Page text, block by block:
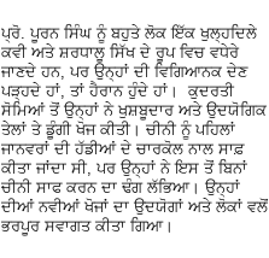
ਪ੍ਰੋ. ਪੂਰਨ ਸਿੰਘ ਨੂੰ ਬਹੁਤੇ ਲੋਕ ਇੱਕ ਖੁਲ੍ਹਦਿਲੇ
ਕਵੀ ਅਤੇ ਸ਼ਰਧਾਲੂ ਸਿੱਖ ਦੇ ਰੂਪ ਵਿਚ ਵਧੇਰੇ
ਜਾਣਦੇ ਹਨ, ਪਰ ਉਨ੍ਹਾਂ ਦੀ ਵਿਗਿਆਨਕ ਦੇਣ
ਪੜ੍ਹਦੇ ਹਾਂ, ਤਾਂ ਹੈਰਾਨ ਹੁੰਦੇ ਹਾਂ। ਕੁਦਰਤੀ
ਸੋਮਿਆਂ ਤੋਂ ਉਨ੍ਹਾਂ ਨੇ ਖੁਸ਼ਬੂਦਾਰ ਅਤੇ ਉਦਯੋਗਿਕ
ਤੇਲਾਂ ਤੇ ਡੂੰਗੀ ਖੋਜ ਕੀਤੀ। ਚੀਨੀ ਨੂੰ ਪਹਿਲਾਂ
ਜਾਨਵਰਾਂ ਦੀ ਹੱਡੀਆਂ ਦੇ ਚਾਰਕੋਲ ਨਾਲ ਸਾਫ਼
ਕੀਤਾ ਜਾਂਦਾ ਸੀ, ਪਰ ਉਨ੍ਹਾਂ ਨੇ ਇਸ ਤੋਂ ਬਿਨਾਂ
ਚੀਨੀ ਸਾਫ ਕਰਨ ਦਾ ਢੰਗ ਲੱਭਿਆ। ਉਨ੍ਹਾਂ
ਦੀਆਂ ਨਵੀਆਂ ਖੋਜਾਂ ਦਾ ਉਦਯੋਗਾਂ ਅਤੇ ਲੋਕਾਂ ਵਲੋਂ
ਭਰਪੂਰ ਸਵਾਗਤ ਕੀਤਾ ਗਿਆ।